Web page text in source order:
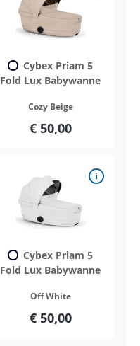
Cybex Priam 5
Fold Lux Babywanne
Cozy Beige
€ 50,00
Cybex Priam 5
Fold Lux Babywanne
Off White
€ 50,00